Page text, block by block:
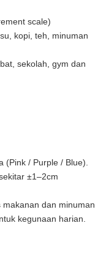
scale)
kopi, teh, minuman
sekolah, gym dan
(Pink / Purple / Blue).
±1–2cm
dan minuman
kegunaan harian.